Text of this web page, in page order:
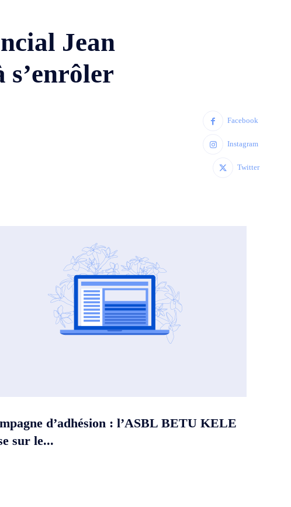
Jean
s’enrôler
Facebook
Instagram
Twitter
d’adhésion : l’ASBL BETU KELE
sur le...